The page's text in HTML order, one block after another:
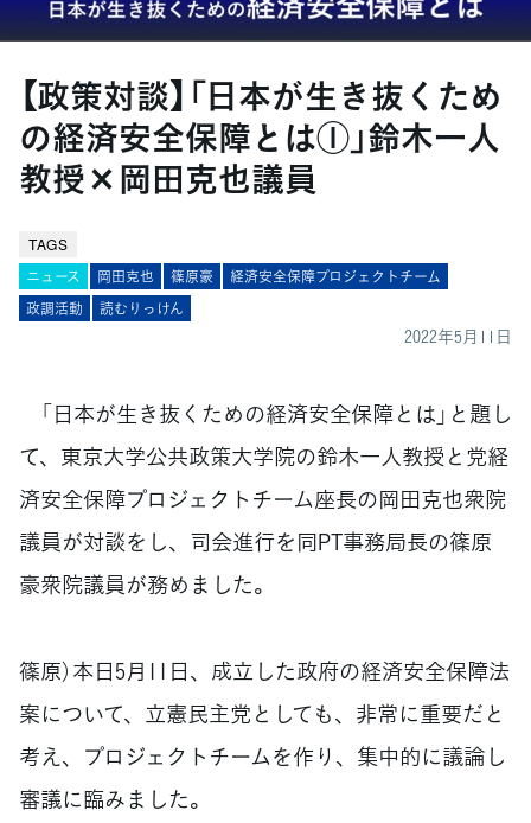
【政策対談】「日本が生き抜くため
の経済安全保障とは①」鈴木一人
教授×岡田克也議員
TAGS
ニュース 岡田克也 篠原豪
経済安全保障プロジェクトチーム
政調活動
読むりっけん
2022年5月11日
「日本が生き抜くための経済安全保障とは」と題し
て、東京大学公共政策大学院の鈴木一人教授と党経
済安全保障プロジェクトチーム座長の岡田克也衆院
議員が対談をし、司会進行を同PT事務局長の篠原
豪衆院議員が務めました。
篠原）本日5月11日、成立した政府の経済安全保障法
案について、立憲民主党としても、非常に重要だと
考え、プロジェクトチームを作り、集中的に議論し
審議に臨みました。